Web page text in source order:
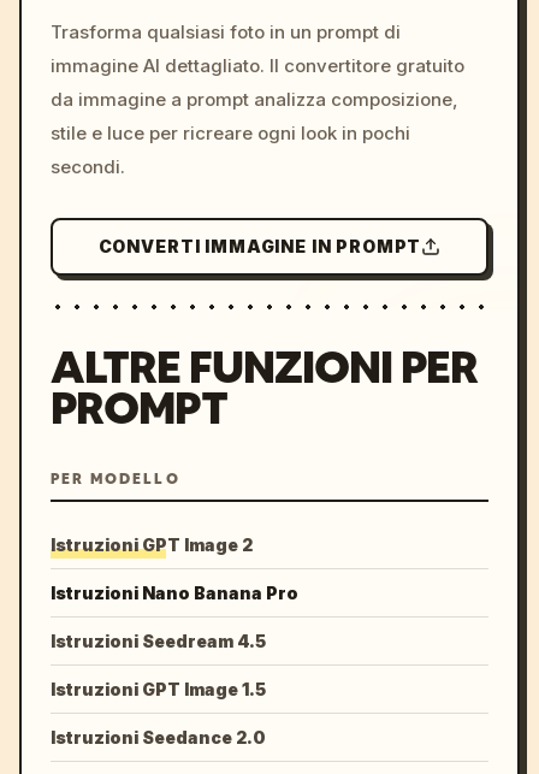
colors, 8k --v 6.0
Trasforma qualsiasi foto in un prompt di
immagine AI dettagliato. Il convertitore gratuito
da immagine a prompt analizza composizione,
stile e luce per ricreare ogni look in pochi
secondi.
CONVERTI IMMAGINE IN PROMPT
ALTRE FUNZIONI PER
PROMPT
PER MODELLO
Istruzioni GPT Image 2
Istruzioni Nano Banana Pro
Istruzioni Seedream 4.5
Istruzioni GPT Image 1.5
Istruzioni Seedance 2.0